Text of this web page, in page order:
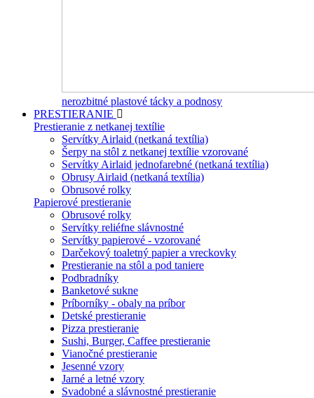
nerozbitné plastové tácky a podnosy
PRESTIERANIE
Prestieranie z netkanej textílie
Servítky Airlaid (netkaná textília)
Šerpy na stôl z netkanej textílie vzorované
Servítky Airlaid jednofarebné (netkaná textília)
Obrusy Airlaid (netkaná textília)
Obrusové rolky
Papierové prestieranie
Obrusové rolky
Servítky reliéfne slávnostné
Servítky papierové - vzorované
Darčekový toaletný papier a vreckovky
Prestieranie na stôl a pod taniere
Podbradníky
Banketové sukne
Príborníky - obaly na príbor
Detské prestieranie
Pizza prestieranie
Sushi, Burger, Caffee prestieranie
Vianočné prestieranie
Jesenné vzory
Jarné a letné vzory
Svadobné a slávnostné prestieranie